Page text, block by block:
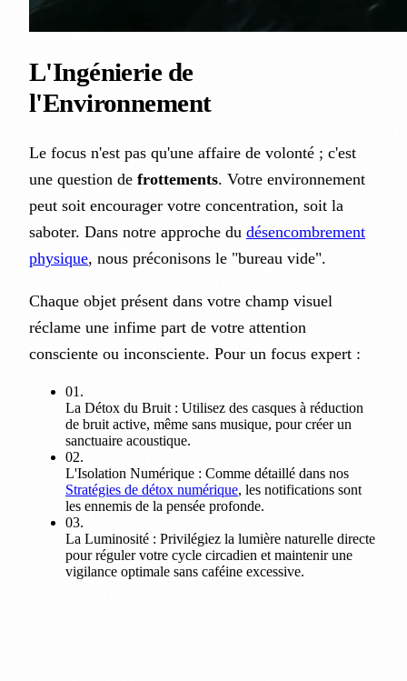
L'Ingénierie de
l'Environnement
Le focus n'est pas qu'une affaire de volonté ; c'est
une question de frottements. Votre environnement
peut soit encourager votre concentration, soit la
saboter. Dans notre approche du désencombrement
physique, nous préconisons le "bureau vide".
Chaque objet présent dans votre champ visuel
réclame une infime part de votre attention
consciente ou inconsciente. Pour un focus expert :
01.
La Détox du Bruit : Utilisez des casques à réduction
de bruit active, même sans musique, pour créer un
sanctuaire acoustique.
02.
L'Isolation Numérique : Comme détaillé dans nos
Stratégies de détox numérique, les notifications sont
les ennemis de la pensée profonde.
03.
La Luminosité : Privilégiez la lumière naturelle directe
pour réguler votre cycle circadien et maintenir une
vigilance optimale sans caféine excessive.